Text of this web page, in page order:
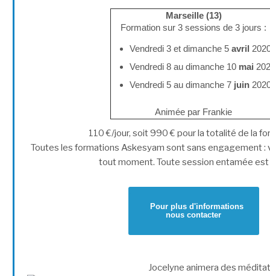
Marseille (13)
Formation sur 3 sessions de 3 jours :
Vendredi 3 et dimanche 5 avril
Vendredi 8 au dimanche 10 mai
Vendredi 5 au dimanche 7 juin
Animée par Frankie
110 €/jour, soit 990 € pour la totalité de la
Toutes les formations Askesyam sont sans engagement :
tout moment. Toute session entamée est
Pour plus d'informations
nous contacter
Jocelyne animera des